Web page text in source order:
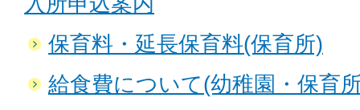
保育料・延長保育料(保育所)
給食費について(幼稚園・保育